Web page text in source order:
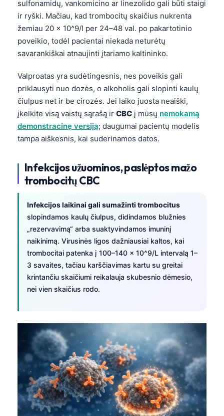
sulfonamidų, vankomicino ar linezolido gali būti staigi
ir ryški. Mačiau, kad trombocitų skaičius nukrenta
žemiau 20 × 10^9/l per 24–48 val. po pakartotinio
poveikio, todėl pacientai niekada neturėtų
savarankiškai atnaujinti įtariamo kaltininko.
Valproatas yra sudėtingesnis, nes poveikis gali
priklausyti nuo dozės, o alkoholis gali slopinti kaulų
čiulpus net ir be cirozės. Jei laiko juosta neaiški,
įkelkite visą vaistų sąrašą ir CBC į mūsų nemokamą
demonstracinę versiją; daugumai pacientų modelis
tampa aiškesnis, kai suderinamos datos.
Infekcijos užuominos, paslėptos mažo
trombocitų CBC
Infekcijos laikinai gali sumažinti trombocitus
slopindamos kaulų čiulpus, didindamos blužnies
„rezervavimą“ arba suaktyvindamos imuninį
naikinimą. Virusinės ligos dažniausiai kaltos, kai
trombocitai patenka į 100–140 × 10^9/L intervalą 1–
3 savaites, tačiau karščiavimas kartu su greitai
krintančiu skaičiumi reikalauja skubesnio dėmesio,
nei vien skaičius rodo.